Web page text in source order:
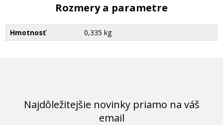
Rozmery a parametre
Hmotnosť 0,335 kg
Najdôležitejšie novinky priamo na váš
email